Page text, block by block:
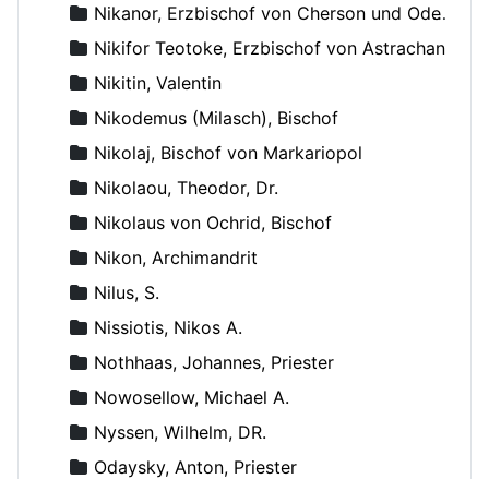
Nikanor, Erzbischof von Cherson und Odessa
Nikifor Teotoke, Erzbischof von Astrachan
Nikitin, Valentin
Nikodemus (Milasch), Bischof
Nikolaj, Bischof von Markariopol
Nikolaou, Theodor, Dr.
Nikolaus von Ochrid, Bischof
Nikon, Archimandrit
Nilus, S.
Nissiotis, Nikos A.
Nothhaas, Johannes, Priester
Nowosellow, Michael A.
Nyssen, Wilhelm, DR.
Odaysky, Anton, Priester